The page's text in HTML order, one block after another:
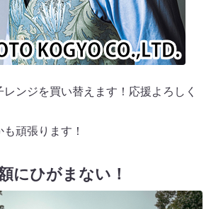
ンジを買い替えます！応援よろしく
頑張ります！
にひがまない！